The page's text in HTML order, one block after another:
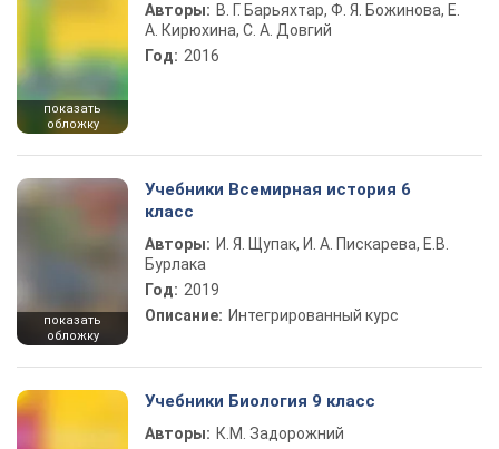
показать
обложку
Авторы: В. Г. Барьяхтар, Ф. Я. Божинова, Е.
А. Кирюхина, С. А. Довгий
Год: 2016
показать
обложку
Учебники Всемирная история 6
класс
Авторы: И. Я. Щупак, И. А. Пискарева, Е.В.
Бурлака
Год: 2019
Описание: Интегрированный курс
Учебники Биология 9 класс
Авторы: К.М. Задорожний